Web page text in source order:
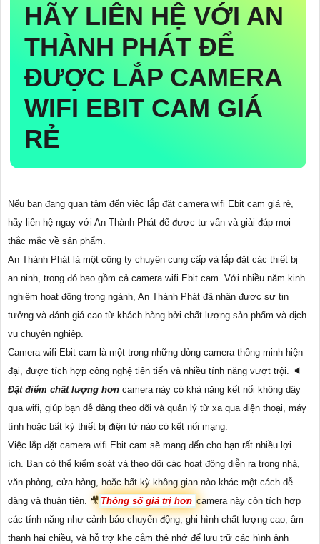
HÃY LIÊN HỆ VỚI AN
THÀNH PHÁT ĐỂ
ĐƯỢC LẮP CAMERA
WIFI EBIT CAM GIÁ
RẺ
Nếu bạn đang quan tâm đến việc lắp đặt camera wifi Ebit cam giá rẻ,
hãy liên hệ ngay với An Thành Phát để được tư vấn và giải đáp mọi
thắc mắc về sản phẩm.
An Thành Phát là một công ty chuyên cung cấp và lắp đặt các thiết bị
an ninh, trong đó bao gồm cả camera wifi Ebit cam. Với nhiều năm kinh
nghiệm hoạt động trong ngành, An Thành Phát đã nhận được sự tin
tưởng và đánh giá cao từ khách hàng bởi chất lượng sản phẩm và dịch
vụ chuyên nghiệp.
Camera wifi Ebit cam là một trong những dòng camera thông minh hiện
đại, được tích hợp công nghệ tiên tiến và nhiều tính năng vượt trội. 🔈
Đặt điểm chất lượng hơn camera này có khả năng kết nối không dây
qua wifi, giúp bạn dễ dàng theo dõi và quản lý từ xa qua điện thoại, máy
tính hoặc bất kỳ thiết bị điện tử nào có kết nối mạng.
Việc lắp đặt camera wifi Ebit cam sẽ mang đến cho bạn rất nhiều lợi
ích. Bạn có thể kiểm soát và theo dõi các hoạt động diễn ra trong nhà,
văn phòng, cửa hàng, hoặc bất kỳ không gian nào khác một cách dễ
dàng và thuận tiện. 🎥 Thông số giá trị hơn camera này còn tích hợp
các tính năng như cảnh báo chuyển động, ghi hình chất lượng cao, âm
thanh hai chiều, và hỗ trợ khe cắm thẻ nhớ để lưu trữ các hình ảnh